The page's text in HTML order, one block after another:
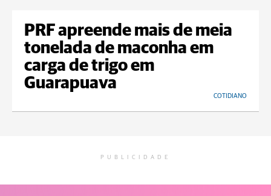
PRF apreende mais de meia
tonelada de maconha em
carga de trigo em
Guarapuava
COTIDIANO
PUBLICIDADE